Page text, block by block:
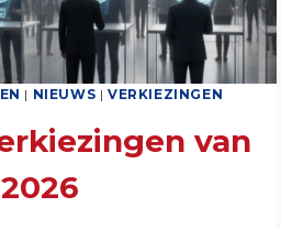
| NIEUWS | VERKIEZINGEN
van